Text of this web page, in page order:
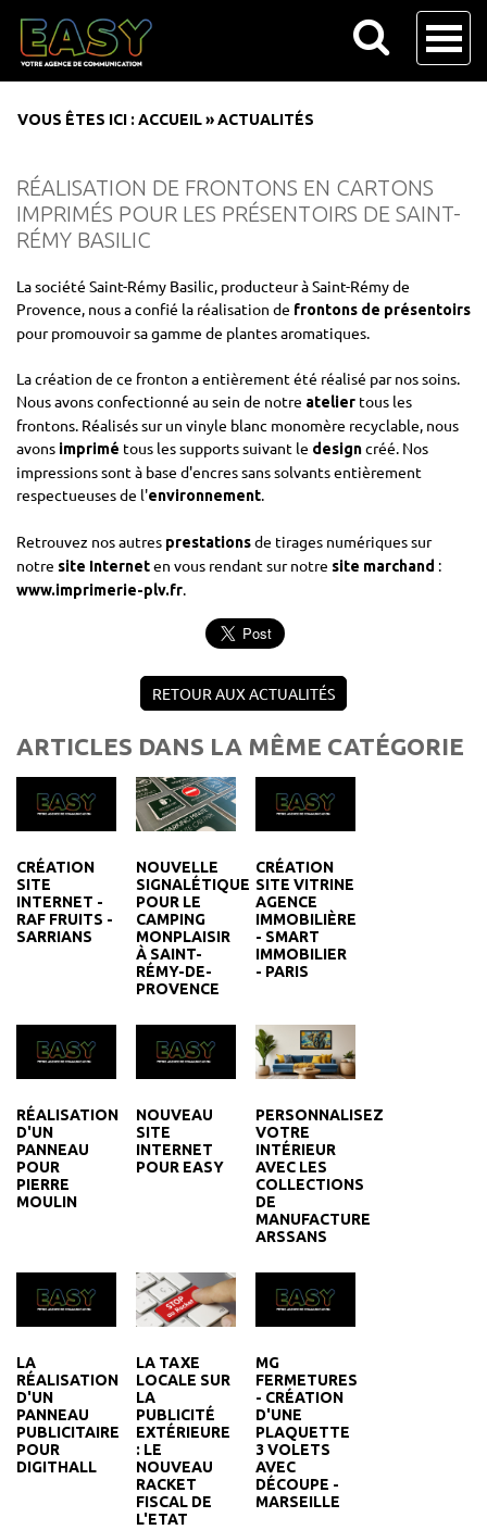
VOUS ÊTES ICI : ACCUEIL»ACTUALITÉS
RÉALISATION DE FRONTONS EN CARTONS
IMPRIMÉS POUR LES PRÉSENTOIRS DE SAINT-
RÉMY BASILIC
La société Saint-Rémy Basilic, producteur à Saint-Rémy de
Provence, nous a confié la réalisation de frontons de présentoirs
pour promouvoir sa gamme de plantes aromatiques.
La création de ce fronton a entièrement été réalisé par nos soins.
Nous avons confectionné au sein de notre atelier tous les
frontons. Réalisés sur un vinyle blanc monomère recyclable, nous
avons imprimé tous les supports suivant le designcréé. Nos
impressions sont à base d'encres sans solvants entièrement
respectueuses de l'environnement.
Retrouvez nos autres prestationsde tirages numériques sur
notre site Interneten vous rendant sur notre site marchand :
www.imprimerie-plv.fr.
RETOUR AUX ACTUALITÉS
ARTICLES DANS LA MÊME CATÉGORIE
CRÉATION
SITE
INTERNET -
RAF FRUITS -
SARRIANS
NOUVELLE
SIGNALÉTIQUE
POUR LE
CAMPING
MONPLAISIR
À SAINT-
RÉMY-DE-
PROVENCE
CRÉATION
SITE VITRINE
AGENCE
IMMOBILIÈRE
- SMART
IMMOBILIER
- PARIS
RÉALISATION
D'UN
PANNEAU
POUR
PIERRE
MOULIN
NOUVEAU
SITE
INTERNET
POUR EASY
PERSONNALISEZ
VOTRE
INTÉRIEUR
AVEC LES
COLLECTIONS
DE
MANUFACTURE
ARSSANS
LA
RÉALISATION
D'UN
PANNEAU
PUBLICITAIRE
POUR
DIGITHALL
LA TAXE
LOCALE SUR
LA
PUBLICITÉ
EXTÉRIEURE
: LE
NOUVEAU
RACKET
FISCAL DE
L'ETAT
MG
FERMETURES
- CRÉATION
D'UNE
PLAQUETTE
3 VOLETS
AVEC
DÉCOUPE -
MARSEILLE